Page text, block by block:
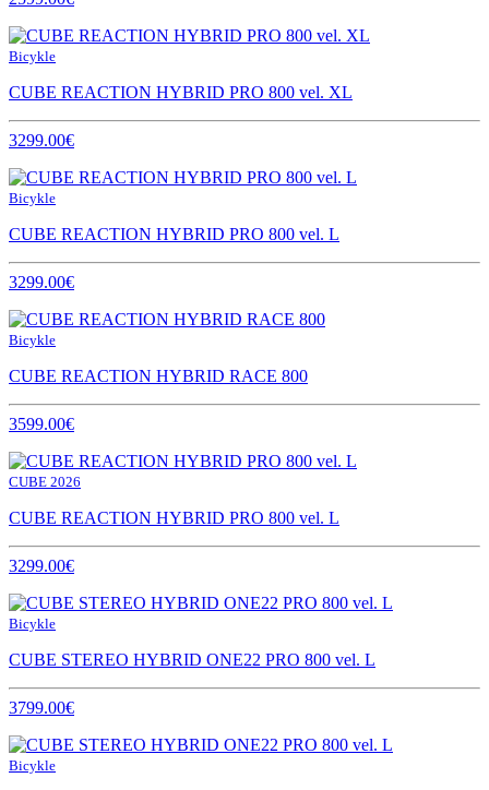
Bicykle
CUBE REACTION HYBRID PRO 800 vel. XL
3299.00€
Bicykle
CUBE REACTION HYBRID PRO 800 vel. L
3299.00€
Bicykle
CUBE REACTION HYBRID RACE 800
3599.00€
CUBE 2026
CUBE REACTION HYBRID PRO 800 vel. L
3299.00€
Bicykle
CUBE STEREO HYBRID ONE22 PRO 800 vel. L
3799.00€
Bicykle